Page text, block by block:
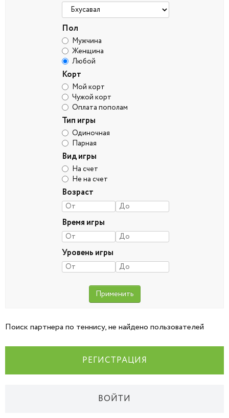
Пол
Мужчина
Женщина
Любой
Корт
Мой корт
Чужой корт
Оплата пополам
Тип игры
Одиночная
Парная
Вид игры
На счет
Не на счет
Возраст
Время игры
Уровень игры
Поиск партнера по теннису, не найдено пользователей
РЕГИСТРАЦИЯ
ВОЙТИ